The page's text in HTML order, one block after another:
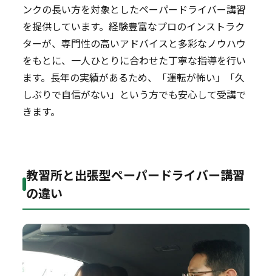
ンクの長い方を対象としたペーパードライバー講習
を提供しています。経験豊富なプロのインストラク
ターが、専門性の高いアドバイスと多彩なノウハウ
をもとに、一人ひとりに合わせた丁寧な指導を行い
ます。長年の実績があるため、「運転が怖い」「久
しぶりで自信がない」という方でも安心して受講で
きます。
教習所と出張型ペーパードライバー講習
の違い